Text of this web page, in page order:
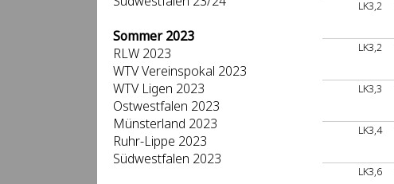
Sommer 2023
RLW 2023
WTV Vereinspokal 2023
WTV Ligen 2023
Ostwestfalen 2023
Münsterland 2023
Ruhr-Lippe 2023
Südwestfalen 2023
LK3,2
LK3,2
LK3,3
LK3,4
LK3,6